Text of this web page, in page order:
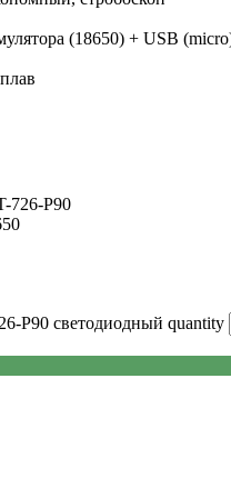
(18650) + USB
726-P90
P90 светодиодный quantity